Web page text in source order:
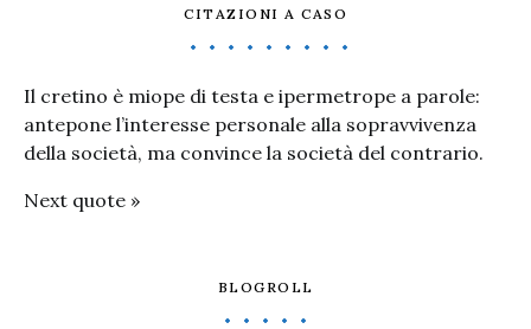
CITAZIONI A CASO
Il cretino è miope di testa e ipermetrope a parole:
antepone l’interesse personale alla sopravvivenza
della società, ma convince la società del contrario.
Next quote »
BLOGROLL